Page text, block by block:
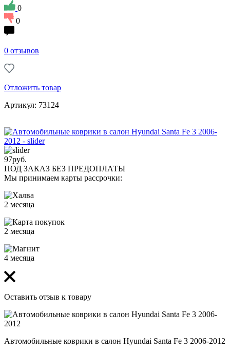
0
0
0 отзывов
Отложить товар
Артикул: 73124
97руб.
ПОД ЗАКАЗ БЕЗ ПРЕДОПЛАТЫ
Мы принимаем карты рассрочки:
2 месяца
2 месяца
4 месяца
Оставить отзыв к товару
Автомобильные коврики в салон Hyundai Santa Fe 3 2006-2012